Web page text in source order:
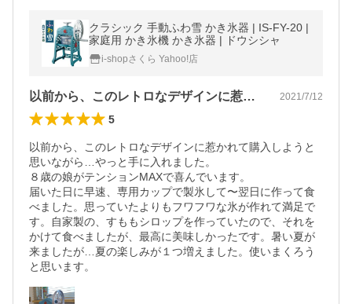
クラシック 手動ふわ雪 かき氷器 | IS-FY-20 |
家庭用 かき氷機 かき氷器 | ドウシシャ
i-shopさくら Yahoo!店
以前から、このレトロなデザインに惹かれ… 2021/7/12
5
以前から、このレトロなデザインに惹かれて購入しようと
思いながら…やっと手に入れました。
８歳の娘がテンションMAXで喜んでいます。
届いた日に早速、専用カップで製氷して〜翌日に作って食
べました。思っていたよりもフワフワな氷が作れて満足で
す。自家製の、すももシロップを作っていたので、それを
かけて食べましたが、最高に美味しかったです。暑い夏が
来ましたが…夏の楽しみが１つ増えました。使いまくろう
と思います。